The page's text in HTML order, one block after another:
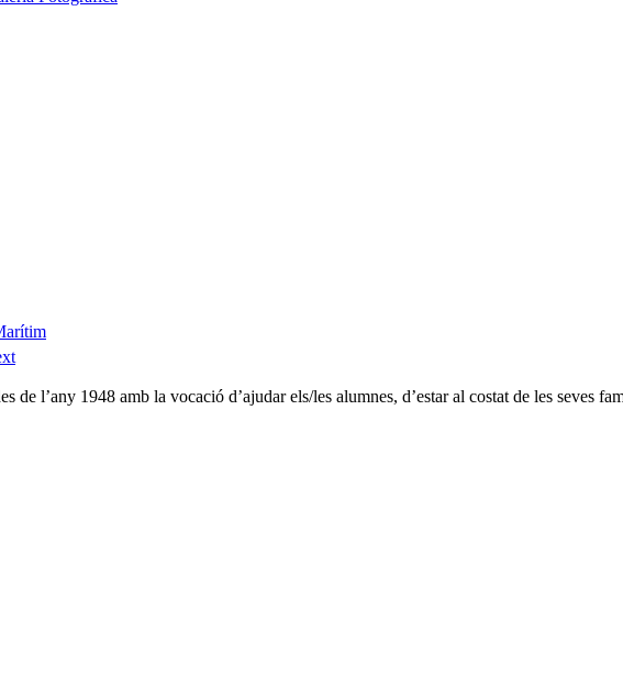
de l’any 1948 amb la vocació d’ajudar els/les alumnes, d’estar al costat de les seves